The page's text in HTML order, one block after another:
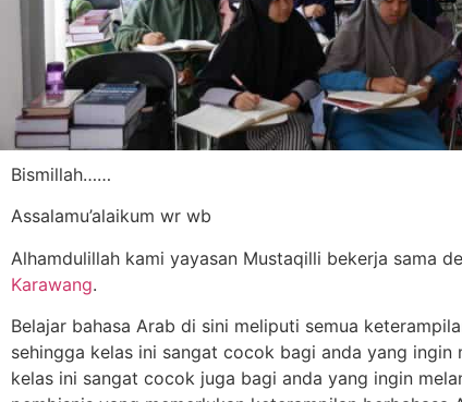
Bismillah……
Assalamu’alaikum wr wb
Alhamdulillah kami yayasan Mustaqilli bekerja sama
Karawang.
Belajar bahasa Arab di sini meliputi semua
sehingga kelas ini sangat cocok bagi anda yang ingin
kelas ini sangat cocok juga bagi anda yang ingin